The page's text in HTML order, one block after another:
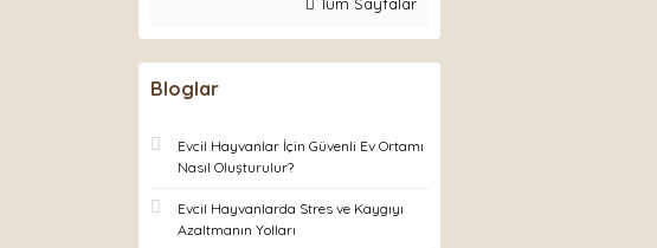
Bloglar
Evcil Hayvanlar İçin Güvenli Ev Ortamı
Nasıl Oluşturulur?
Evcil Hayvanlarda Stres ve Kaygıyı
Azaltmanın Yolları